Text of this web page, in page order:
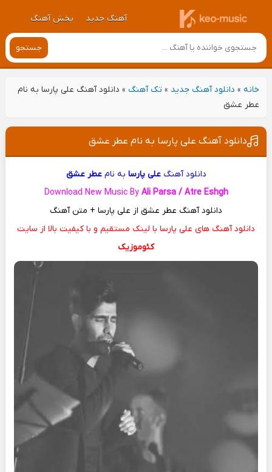
آهنگ جدید پخش آهنگ
جستجو
خانه» دانلود آهنگ جدید » تک آهنگ » دانلود آهنگ علی پارسا به نام
عطر عشق
دانلود آهنگ علی پارسا به نام عطر عشق
دانلود آهنگعلی پارسا به نامعطر عشق
Download New Music By Ali Parsa / Atre Eshgh
دانلود آهنگ عطر عشق از علی پارسا + متن آهنگ
دانلود آهنگ های علی پارسا با لینک مستقیم و با کیفیت بالا از سایت
کئوموزیک